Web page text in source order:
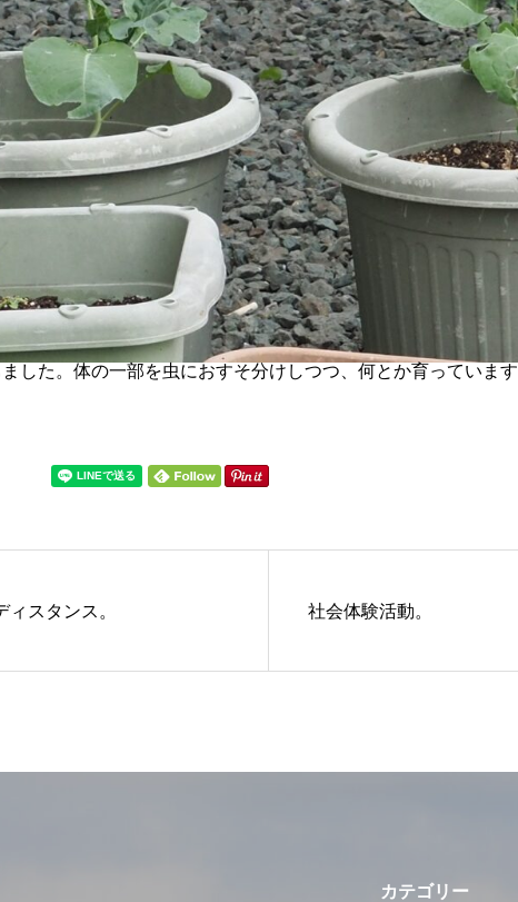
ました。体の一部を虫におすそ分けしつつ、何とか育ってい
ィスタンス。 社会体験活動。
カテゴリー